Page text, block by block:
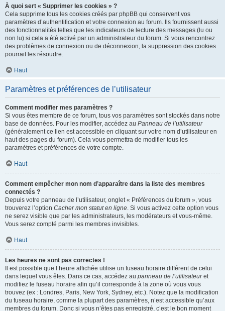
À quoi sert « Supprimer les cookies » ?
Cela supprime tous les cookies créés par phpBB qui conservent vos
paramètres d’authentification et votre connexion au forum. Ils fournissent aussi
des fonctionnalités telles que les indicateurs de lecture des messages (lu ou
non lu) si cela a été activé par un administrateur du forum. Si vous rencontrez
des problèmes de connexion ou de déconnexion, la suppression des cookies
pourrait les résoudre.
Haut
Paramètres et préférences de l’utilisateur
Comment modifier mes paramètres ?
Si vous êtes membre de ce forum, tous vos paramètres sont stockés dans notre
base de données. Pour les modifier, accédez au Panneau de l’utilisateur
(généralement ce lien est accessible en cliquant sur votre nom d’utilisateur en
haut des pages du forum). Cela vous permettra de modifier tous les
paramètres et préférences de votre compte.
Haut
Comment empêcher mon nom d’apparaître dans la liste des membres
connectés ?
Depuis votre panneau de l’utilisateur, onglet « Préférences du forum », vous
trouverez l’option Cacher mon statut en ligne. Si vous activez cette option vous
ne serez visible que par les administrateurs, les modérateurs et vous-même.
Vous serez compté parmi les membres invisibles.
Haut
Les heures ne sont pas correctes !
Il est possible que l’heure affichée utilise un fuseau horaire différent de celui
dans lequel vous êtes. Dans ce cas, accédez au panneau de l’utilisateuret
modifiez le fuseau horaire afin qu’il corresponde à la zone où vous vous
trouvez (ex : Londres, Paris, New York, Sydney, etc.). Notez que la modification
du fuseau horaire, comme la plupart des paramètres, n’est accessible qu’aux
membres du forum. Donc si vous n’êtes pas enregistré, c’est le bon moment